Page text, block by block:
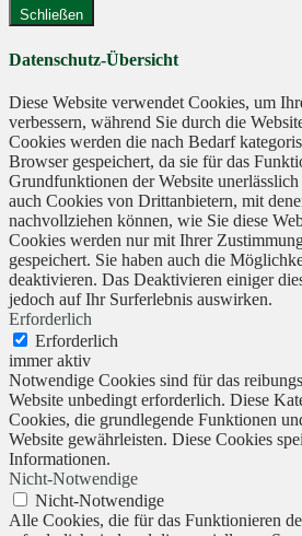
Schließen
Datenschutz-Übersicht
Diese Website verwendet Cookies, um
verbessern, während Sie durch die
Cookies werden die nach Bedarf
Browser gespeichert, da sie für das
Grundfunktionen der Website
auch Cookies von Drittanbietern, mit
nachvollziehen können, wie Sie diese
Cookies werden nur mit Ihrer
gespeichert. Sie haben auch die
deaktivieren. Das Deaktivieren einiger
jedoch auf Ihr Surferlebnis auswirken.
Erforderlich
Erforderlich
immer aktiv
Notwendige Cookies sind für das
Website unbedingt erforderlich. Diese
Cookies, die grundlegende Funktionen
Website gewährleisten. Diese Cookies
Informationen.
Nicht-Notwendige
Nicht-Notwendige
Alle Cookies, die für das Funktionieren